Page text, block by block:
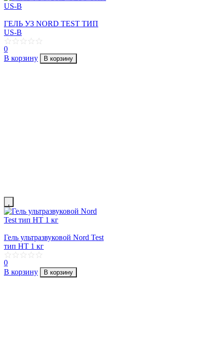
ГЕЛЬ УЗ NORD TEST ТИП
US-B
0
В корзину
В корзину
Гель ультразвуковой Nord Test
тип HT 1 кг
0
В корзину
В корзину